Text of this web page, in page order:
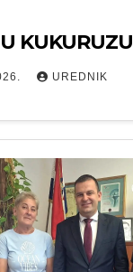
KUKURUZU
UREDNIK